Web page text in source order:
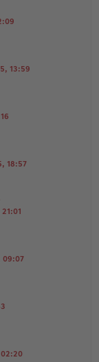
13:59
18:57
09:07